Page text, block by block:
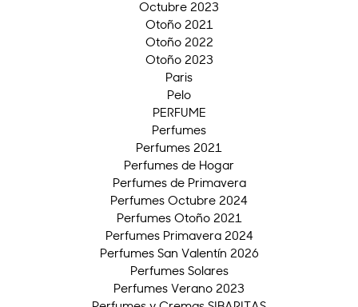
Octubre 2023
Otoño 2021
Otoño 2022
Otoño 2023
Paris
Pelo
PERFUME
Perfumes
Perfumes 2021
Perfumes de Hogar
Perfumes de Primavera
Perfumes Octubre 2024
Perfumes Otoño 2021
Perfumes Primavera 2024
Perfumes San Valentín 2026
Perfumes Solares
Perfumes Verano 2023